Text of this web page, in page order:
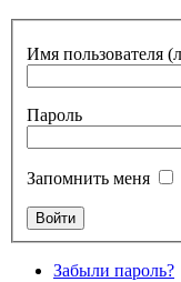
Имя пользователя
Пароль
Запомнить меня
Забыли пароль?